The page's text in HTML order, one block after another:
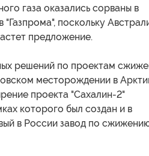
газа оказались сорваны в
поскольку
предложение.
решений по проектам
месторождении в
проекта "Сахалин-2"
которого был создан и в
в России завод по